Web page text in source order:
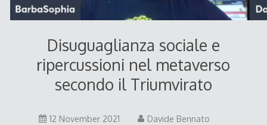
Disuguaglianza sociale e
ripercussioni nel metaverso
secondo il Triumvirato
12 November 2021
Davide Bennato